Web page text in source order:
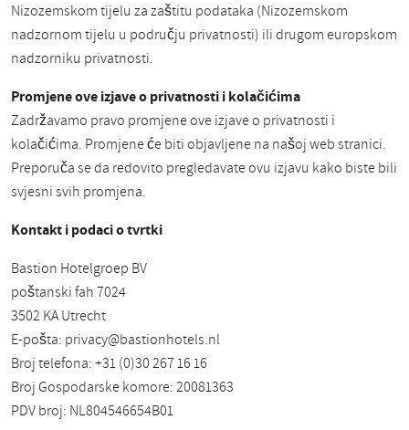
Nizozemskom tijelu za zaštitu podataka (Nizozemskom
nadzornom tijelu u području privatnosti) ili drugom europskom
nadzorniku privatnosti.
Promjene ove izjave o privatnosti i kolačićima
Zadržavamo pravo promjene ove izjave o privatnosti i
kolačićima. Promjene će biti objavljene na našoj web stranici.
Preporuča se da redovito pregledavate ovu izjavu kako biste bili
svjesni svih promjena.
Kontakt i podaci o tvrtki
Bastion Hotelgroep BV
poštanski fah 7024
3502 KA Utrecht
E-pošta: privacy@bastionhotels.nl
Broj telefona: +31 (0)30 267 16 16
Broj Gospodarske komore: 20081363
PDV broj: NL804546654B01